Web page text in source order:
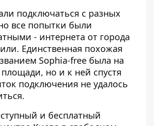
подключаться с разных
все попытки были
- интернета от города
Единственная похожая
Sophia-free была на
но и к ней спустя
подключения не удалось
и бесплатный